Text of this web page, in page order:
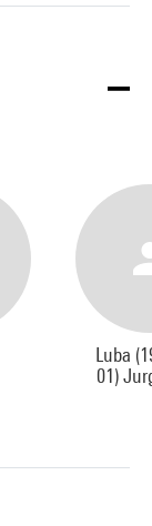
Luba
01)